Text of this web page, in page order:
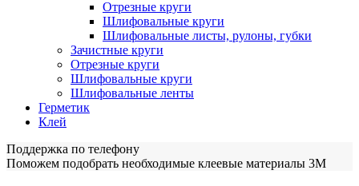
Отрезные круги
Шлифовальные круги
Шлифовальные листы, рулоны, губки
Зачистные круги
Отрезные круги
Шлифовальные круги
Шлифовальные ленты
Герметик
Клей
Поддержка по телефону
Поможем подобрать необходимые клеевые материалы 3М